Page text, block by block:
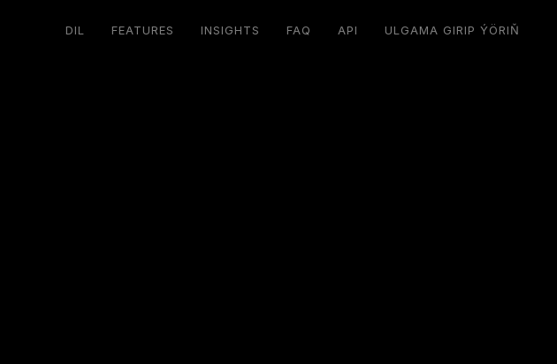
DIL FEATURES INSIGHTS FAQ API ULGAMA GIRIP ÝÖRIŇ